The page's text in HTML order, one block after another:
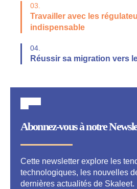
03.
Travailler avec les
indispensable
04.
Réussir sa migration vers
Abonnez-vous à notre
Cette newsletter explore les
technologiques, les nouvelles
dernières actualités de Skaleet.